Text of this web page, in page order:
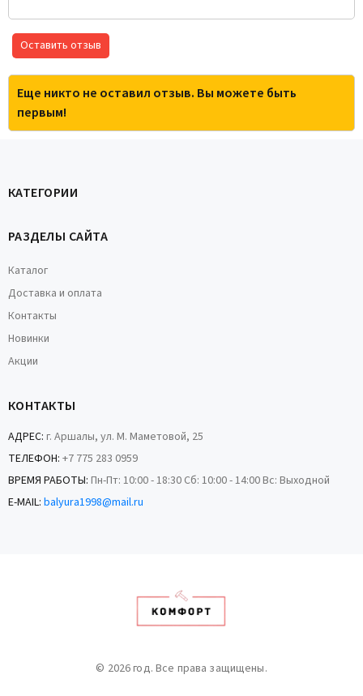
Оставить отзыв
Еще никто не оставил отзыв. Вы можете быть
первым!
КАТЕГОРИИ
РАЗДЕЛЫ САЙТА
Каталог
Доставка и оплата
Контакты
Новинки
Акции
КОНТАКТЫ
АДРЕС: г. Аршалы, ул. М. Маметовой, 25
ТЕЛЕФОН: +7 775 283 0959
ВРЕМЯ РАБОТЫ: Пн-Пт: 10:00 - 18:30 Сб: 10:00 - 14:00 Вс: Выходной
E-MAIL: balyura1998@mail.ru
© 2026 год. Все права защищены.